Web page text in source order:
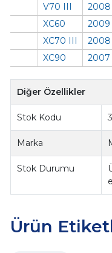
V70 III
2008
XC60
2009
XC70 III
2008
XC90
2007
Diğer Özellikler
Stok Kodu
Marka
Stok Durumu
Ürün